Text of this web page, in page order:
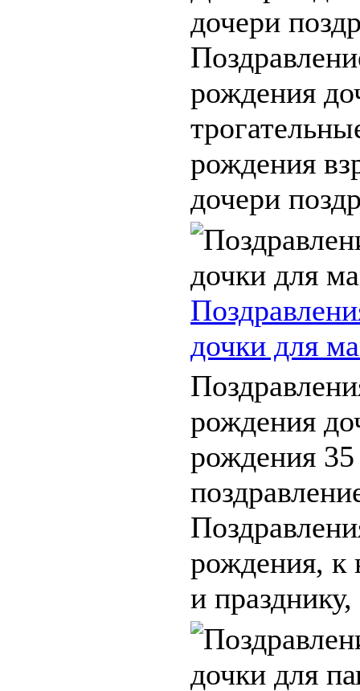
дочери
рождения
рождения
дочери
дочки для
рождения
рождения 35
рождения,
и